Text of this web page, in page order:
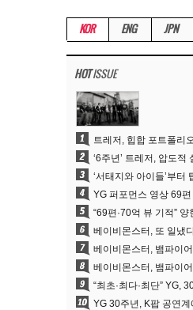
KOR ENG JPN
HOTISSUE
1
2
3
4
5
6
7
8
9
10